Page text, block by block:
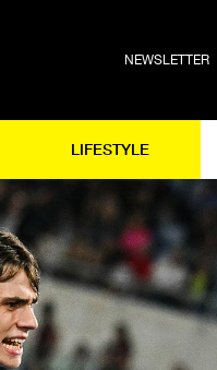
NEWSLETTER
LIFESTYLE